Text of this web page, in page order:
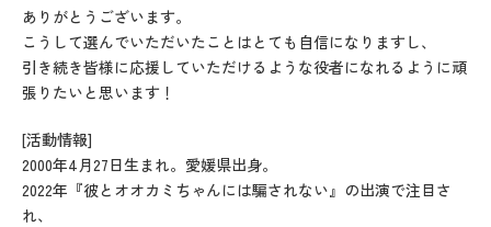
ありがとうございます。
こうして選んでいただいたことはとても自信になりますし、
引き続き皆様に応援していただけるような役者になれるように頑
張りたいと思います！
[活動情報]
2000年4月27日生まれ。愛媛県出身。
2022年『彼とオオカミちゃんには騙されない』の出演で注目さ
れ、